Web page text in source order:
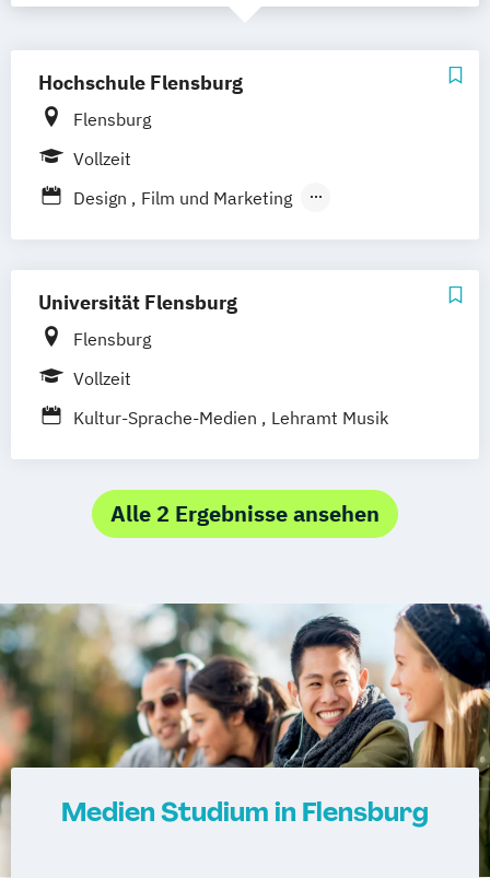
Hochschule Flensburg
Flensburg
Vollzeit
Design
Film und Marketing
Medieninformatik
Universität Flensburg
Flensburg
Vollzeit
Kultur-Sprache-Medien
Lehramt Musik
Alle 2 Ergebnisse ansehen
Medien Studium in Flensburg